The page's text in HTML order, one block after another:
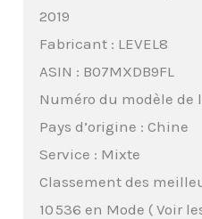
2019
Fabricant : LEVEL8
ASIN : B07MXDB9FL
Numéro du modèle de
Pays d’origine : Chine
Service : Mixte
Classement des
10 536 en Mode ( Voir